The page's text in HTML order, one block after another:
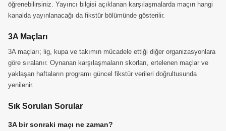
öğrenebilirsiniz. Yayıncı bilgisi açıklanan karşılaşmalarda maçın hangi
kanalda yayınlanacağı da fikstür bölümünde gösterilir.
3A Maçları
3A maçları; lig, kupa ve takımın mücadele ettiği diğer organizasyonlara
göre sıralanır. Oynanan karşılaşmaların skorları, ertelenen maçlar ve
yaklaşan haftaların programı güncel fikstür verileri doğrultusunda
yenilenir.
Sık Sorulan Sorular
3A bir sonraki maçı ne zaman?